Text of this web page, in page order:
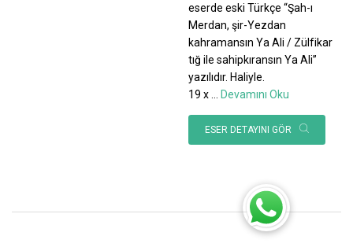
eserde eski Türkçe “Şah-ı
Merdan, şir-Yezdan
kahramansın Ya Ali / Zülfikar
tığ ile sahipkıransın Ya Ali”
yazılıdır. Haliyle.
19 x
Devamını Oku
ESER DETAYINI GÖR